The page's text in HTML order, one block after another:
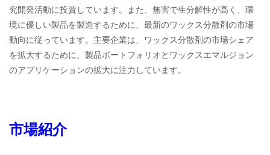
究開発活動に投資しています。また、無害で生分解性が高く、環
境に優しい製品を製造するために、最新のワックス分散剤の市場
動向に従っています。主要企業は、ワックス分散剤の市場シェア
を拡大するために、製品ポートフォリオとワックスエマルジョン
のアプリケーションの拡大に注力しています。
市場紹介